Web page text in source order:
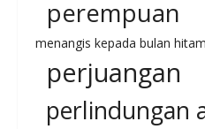
perempuan
menangis kepada bulan hitam
perjuangan
perlindungan